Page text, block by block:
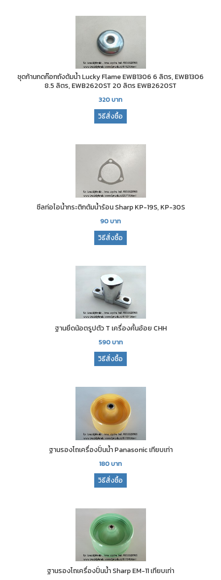
ชุดก้านกดก๊อกถังต้มน้ำ Lucky Flame EWB1306 6 ลิตร, EWB1306
8.5 ลิตร, EWB2620ST 20 ลิตร EWB2620ST
320บาท
วิธีสั่งซื้อ
ซีลท่อไอน้ำกระติกต้มน้ำร้อน Sharp KP-19S, KP-30S
90บาท
วิธีสั่งซื้อ
ฐานยึดน้อตรูปตัว T เครื่องคั้นอ้อย CHH
590บาท
วิธีสั่งซื้อ
ฐานรองโถเครื่องปั่นน้ำ Panasonic เทียบเท่า
180บาท
วิธีสั่งซื้อ
ฐานรองโถเครื่องปั่นน้ำ Sharp EM-11 เทียบเท่า